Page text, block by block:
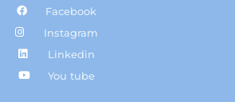
Facebook
Instagram
Linkedin
You tube